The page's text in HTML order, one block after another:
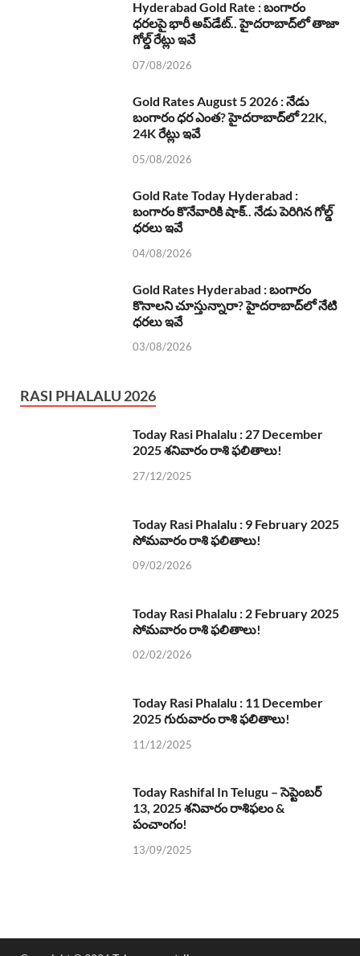
Hyderabad Gold Rate : బంగారం
ధరలపై భారీ అప్‌డేట్.. హైదరాబాద్‌లో తాజా
గోల్డ్ రేట్లు ఇవే
07/08/2026
Gold Rates August 5 2026 : నేడు
బంగారం ధర ఎంత? హైదరాబాద్‌లో 22K,
24K రేట్లు ఇవే
05/08/2026
Gold Rate Today Hyderabad :
బంగారం కొనేవారికి షాక్.. నేడు పెరిగిన గోల్డ్
ధరలు ఇవే
04/08/2026
Gold Rates Hyderabad : బంగారం
కొనాలని చూస్తున్నారా? హైదరాబాద్‌లో నేటి
ధరలు ఇవే
03/08/2026
RASI PHALALU 2026
Today Rasi Phalalu : 27 December
2025 శనివారం రాశి ఫలితాలు!
27/12/2025
Today Rasi Phalalu : 9 February 2025
సోమవారం రాశి ఫలితాలు!
09/02/2026
Today Rasi Phalalu : 2 February 2025
సోమవారం రాశి ఫలితాలు!
02/02/2026
Today Rasi Phalalu : 11 December
2025 గురువారం రాశి ఫలితాలు!
11/12/2025
Today Rashifal In Telugu – సెప్టెంబర్
13, 2025 శనివారం రాశిఫలం &
పంచాంగం!
13/09/2025